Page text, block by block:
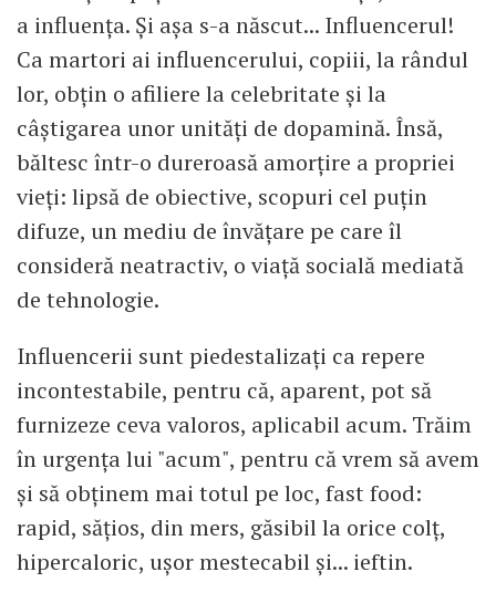
a influența. Și așa s-a născut... Influencerul!
Ca martori ai influencerului, copiii, la rândul
lor, obțin o afiliere la celebritate și la
câștigarea unor unități de dopamină. Însă,
băltesc într-o dureroasă amorțire a propriei
vieți: lipsă de obiective, scopuri cel puțin
difuze, un mediu de învățare pe care îl
consideră neatractiv, o viață socială mediată
de tehnologie.
Influencerii sunt piedestalizați ca repere
incontestabile, pentru că, aparent, pot să
furnizeze ceva valoros, aplicabil acum. Trăim
în urgența lui "acum", pentru că vrem să avem
și să obținem mai totul pe loc, fast food:
rapid, sățios, din mers, găsibil la orice colț,
hipercaloric, ușor mestecabil și... ieftin.